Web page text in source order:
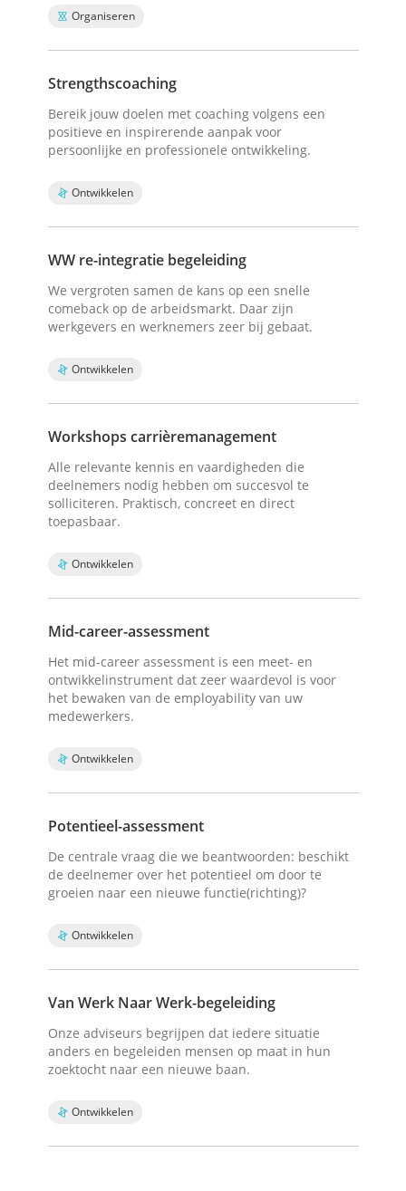
Organiseren
Strengthscoaching
Bereik jouw doelen met coaching volgens een
positieve en inspirerende aanpak voor
persoonlijke en professionele ontwikkeling.
Ontwikkelen
WW re-integratie begeleiding
We vergroten samen de kans op een snelle
comeback op de arbeidsmarkt. Daar zijn
werkgevers en werknemers zeer bij gebaat.
Ontwikkelen
Workshops carrièremanagement
Alle relevante kennis en vaardigheden die
deelnemers nodig hebben om succesvol te
solliciteren. Praktisch, concreet en direct
toepasbaar.
Ontwikkelen
Mid-career-assessment
Het mid-career assessment is een meet- en
ontwikkelinstrument dat zeer waardevol is voor
het bewaken van de employability van uw
medewerkers.
Ontwikkelen
Potentieel-assessment
De centrale vraag die we beantwoorden: beschikt
de deelnemer over het potentieel om door te
groeien naar een nieuwe functie(richting)?
Ontwikkelen
Van Werk Naar Werk-begeleiding
Onze adviseurs begrijpen dat iedere situatie
anders en begeleiden mensen op maat in hun
zoektocht naar een nieuwe baan.
Ontwikkelen